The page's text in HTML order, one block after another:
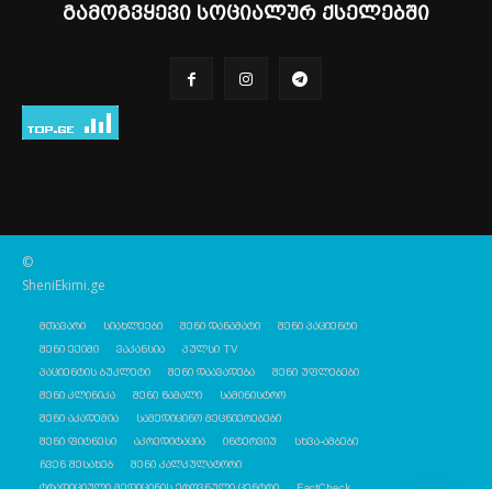
გამოგვყევი სოციალურ ქსელებში
©
SheniEkimi.ge
მთავარი სიახლეები შენი დანამატი
შენი პაციენტი
შენი ექიმი
ვაკანსია
პულსი TV
პაციენტის ბუკლეტი
შენი დაავადება
შენი უფლებები
შენი კლინიკა
შენი წამალი
სამინისტრო
შენი აკადემია
სამედიცინო მეცნიერებები
შენი ფიტნესი
აკრედიტაცია ინტერვიუ
სხვა-ამბები
ჩვენ შესახებ
შენი კალკულატორი